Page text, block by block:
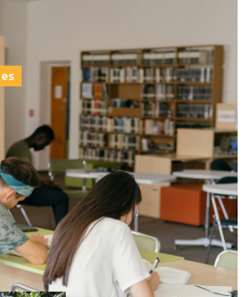
dérive qui met à mal la
de l’enseignement
l’amplification d’un système
au superfétatoire, voire à…